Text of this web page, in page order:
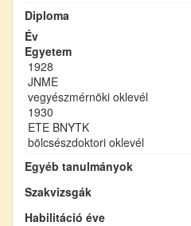
Diploma
Év
Egyetem
1928
JNME
vegyészmérnöki oklevél
1930
ETE BNYTK
bölcsészdoktori oklevél
Egyéb tanulmányok
Szakvizsgák
Habilitáció éve